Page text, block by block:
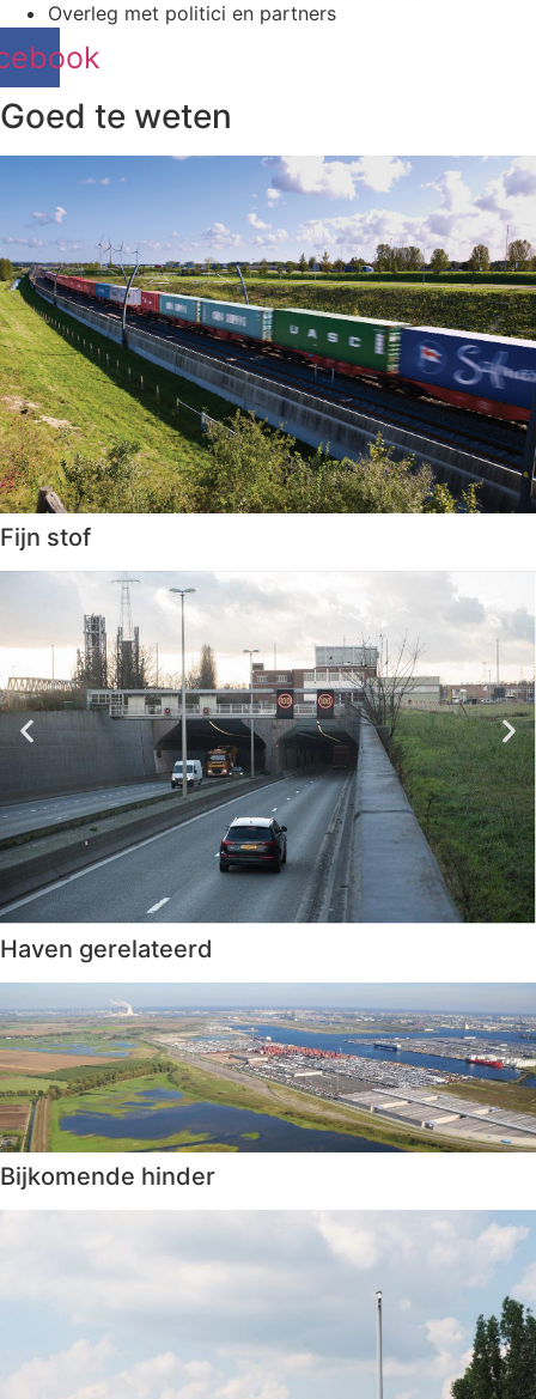
Overleg met politici en partners
Goed te weten
Fijn stof
Haven gerelateerd
Bijkomende hinder